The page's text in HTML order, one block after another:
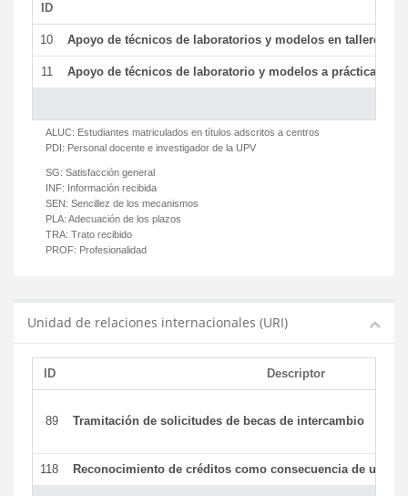
ID
10 Apoyo de técnicos de laboratorios y modelos en talleres/
11 Apoyo de técnicos de laboratorio y modelos a prácticas y
ALUC: Estudiantes matriculados en títulos adscritos a centros
PDI: Personal docente e investigador de la UPV
SG: Satisfacción general
INF: Información recibida
SEN: Sencillez de los mecanismos
PLA: Adecuación de los plazos
TRA: Trato recibido
PROF: Profesionalidad
Unidad de relaciones internacionales (URI)
ID Descriptor
89 Tramitación de solicitudes de becas de intercambio
118 Reconocimiento de créditos como consecuencia de un